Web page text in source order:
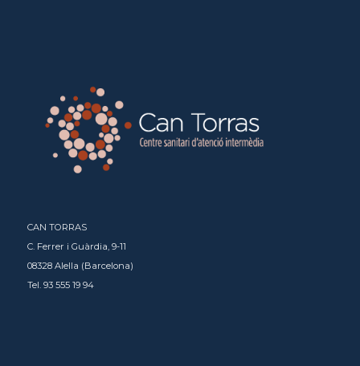
CAN TORRAS
C. Ferrer i Guàrdia, 9-11
08328 Alella (Barcelona)
Tel. 93 555 19 94